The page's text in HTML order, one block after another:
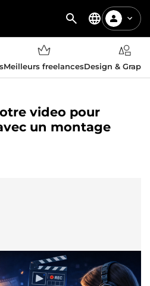
Meilleurs freelancesDesign &
video pour
un montage